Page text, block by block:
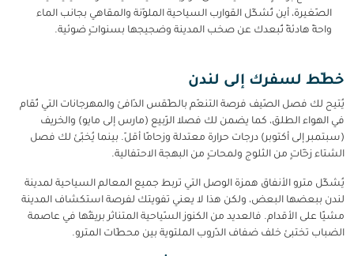
الصّغيرة، أين تُشكّل القوارب السياحية الملوّنة والمقاهي بجانب الماء
واحةً هادئةً تُبعدك عن صخب المدينة وضجيجها بسنواتٍ ضوئية.
خطّط لسفرك إلى لندن
يُتيح لك فصل الصّيف فرصة التنعّم بالطّقس الدّافئ والمهرجانات التي تُقام
في الهواء الطلق، كما يضمن لك فصلا الرّبيع (مارس إلى مايو) والخريف
(سبتمبر إلى أكتوبر) درجات حرارة معتدلة وزحامًا أقلّ. بينما يُخبّئ لك فصل
الشتاء زخّاتٍ من الثلوج ولمحاتٍ من البهجة الاحتفالية.
يُشكّل مترو الأنفاق همزة الوصل التي تربط جميع المعالم السياحية لمدينة
لندن ببعضها البعض، ولكن هذا لا يعني تفويتك لفرصة استكشاف المدينة
مشيًا على الأقدام. فالعديد من الكنوز السّياحية المتناثر بريقُها في عاصمة
الضباب تختبئ خلف ضفاف الدّروب الملتوية بين محطّات المترو.